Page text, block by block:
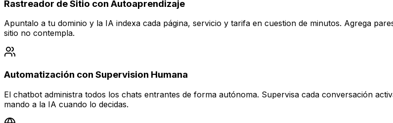
Rastreador de Sitio con Autoaprendizaje
Apuntalo a tu dominio y la IA indexa cada página, servicio y tarifa en cuestion de minutos. Agrega
sitio no contempla.
Automatización con Supervision Humana
El chatbot administra todos los chats entrantes de forma autónoma. Supervisa cada conversación
mando a la IA cuando lo decidas.